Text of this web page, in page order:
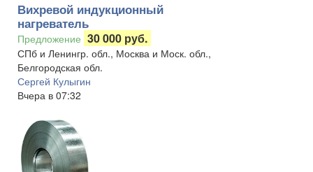
Вихревой индукционный
нагреватель
Предложение 30 000 руб.
СПб и Ленингр. обл., Москва и Моск. обл.,
Белгородская обл.
Сергей Кулыгин
Вчера в 07:32